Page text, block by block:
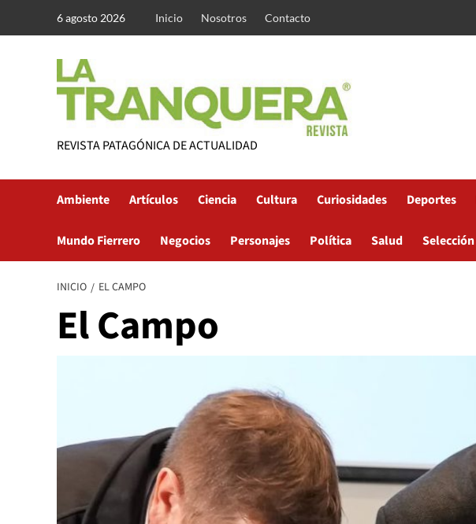
6 agosto 2026 Inicio Nosotros Contacto
REVISTA PATAGÓNICA DE ACTUALIDAD
Ambiente Artículos Ciencia Cultura Curiosidades Deportes
Mundo Fierrero Negocios Personajes Política Salud Selección
INICIO EL CAMPO
El Campo